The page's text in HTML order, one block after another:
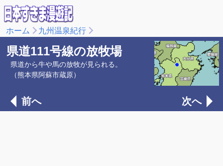
ホーム 九州温泉紀行
県道111号線の放牧場
県道から牛や馬の放牧が見られる。
（熊本県阿蘇市蔵原）
前へ 次へ